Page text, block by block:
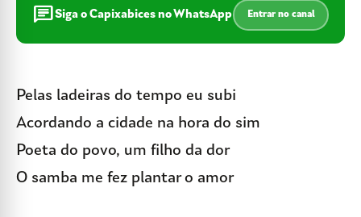
chatSiga o Capixabices no WhatsApp Entrar no canal
Pelas ladeiras do tempo eu subi
Acordando a cidade na hora do sim
Poeta do povo, um filho da dor
O samba me fez plantar o amor